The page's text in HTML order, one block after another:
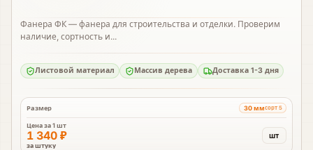
Фанера ФК — фанера для строительства и отделки. Проверим
наличие, сортность и...
Листовой материал Массив дерева Доставка 1-3 дня
Размер 30 ммсорт 5
Цена за1 шт
1 340 ₽
за штуку
шт